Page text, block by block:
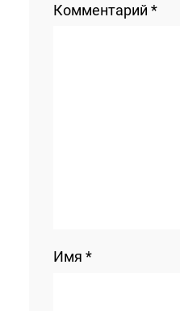
Комментарий *
Имя *